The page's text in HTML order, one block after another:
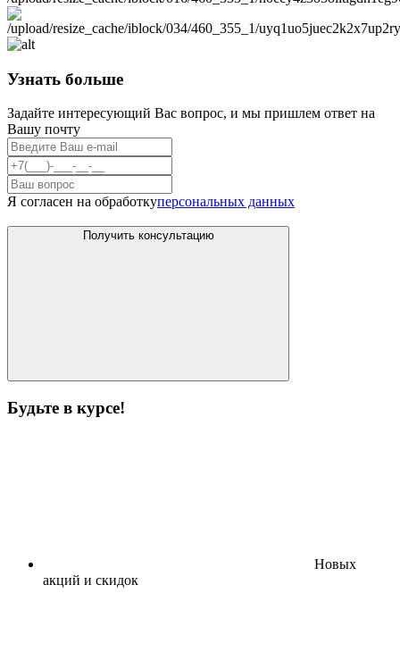
Узнать больше
Задайте интересующий Вас вопрос, и мы пришлем ответ на
Вашу почту
Я согласен на обработкуперсональных данных
Получить консультацию
Будьте в курсе!
Новых
акций и скидок